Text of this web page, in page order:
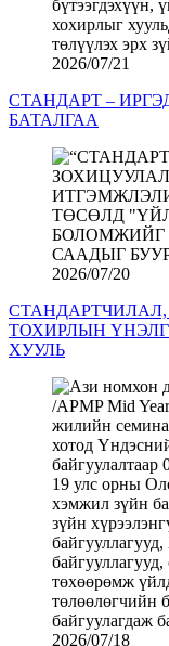
2026/07/21
СТАНДАРТ –
БАТАЛГАА
2026/07/20
ТОХИРЛЫН
ХУУЛЬ
2026/07/18